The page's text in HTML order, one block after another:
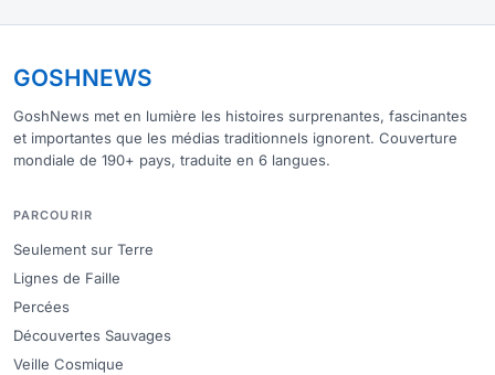
GOSHNEWS
GoshNews met en lumière les histoires surprenantes, fascinantes
et importantes que les médias traditionnels ignorent. Couverture
mondiale de 190+ pays, traduite en 6 langues.
PARCOURIR
Seulement sur Terre
Lignes de Faille
Percées
Découvertes Sauvages
Veille Cosmique